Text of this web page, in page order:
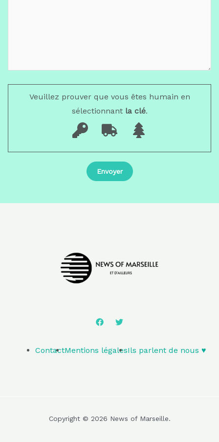
Veuillez prouver que vous êtes humain en
sélectionnantla clé.
ContactMentions légalesIls parlent de nous ♥️
Copyright © 2026 News of Marseille.